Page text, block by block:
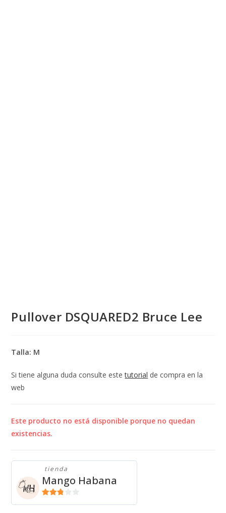
Pullover DSQUARED2 Bruce Lee
Talla: M
Si tiene alguna duda consulte estetutorial de compra en la
web
Este producto no está disponible porque no quedan
existencias.
tienda
Mango Habana